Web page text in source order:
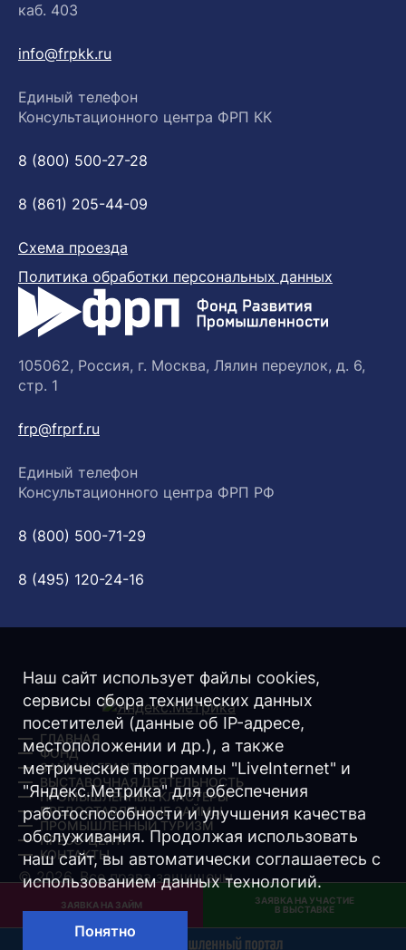
ЗАЯВКА НА ЗАЙМ
ЗАЯВКА НА УЧАСТИЕ
В ВЫСТАВКЕ
каб. 403
info@frpkk.ru
Единый телефон
Консультационного центра ФРП КК
8 (800) 500-27-28
8 (861) 205-44-09
Схема проезда
Политика обработки персональных данных
105062, Россия, г. Москва, Лялин переулок, д. 6,
стр. 1
frp@frprf.ru
Единый телефон
Консультационного центра ФРП РФ
8 (800) 500-71-29
8 (495) 120-24-16
ГЛАВНАЯ
ФОНД
ЗАЙМЫ/ ГРАНТЫ
ВЫСТАВОЧНАЯ ДЕЯТЕЛЬНОСТЬ
ПРОМЫШЛЕННЫЕ КЛАСТЕРЫ
ПРЕДОСТАВЛЕННЫЕ ЗАЙМЫ
ПРОМЫШЛЕННЫЙ ТУРИЗМ
ПРЕСС-ЦЕНТР
КОНТАКТЫ
© 2026. Все права защищены.
Разработка -Интернет-Имидж
Наш сайт использует файлы cookies,
сервисы сбора технических данных
посетителей (данные об IP-адресе,
местоположении и др.), а также
метрические программы "LiveInternet" и
"Яндекс.Метрика" для обеспечения
работоспособности и улучшения качества
обслуживания. Продолжая использовать
наш сайт, вы автоматически соглашаетесь с
использованием данных технологий.
Понятно